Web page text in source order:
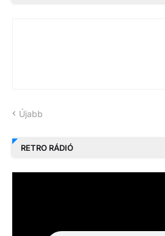
Újabb
RETRO RÁDIÓ